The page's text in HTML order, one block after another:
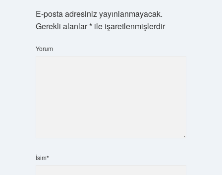
E-posta adresiniz yayınlanmayacak.
Gerekli alanlar*ile işaretlenmişlerdir
Yorum
İsim*